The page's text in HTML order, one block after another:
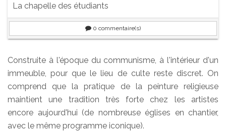
La chapelle des étudiants
0 commentaire(s)
Construite à l'époque du communisme, à l'intérieur d'un
immeuble, pour que le lieu de culte reste discret. On
comprend que la pratique de la peinture religieuse
maintient une tradition très forte chez les artistes
encore aujourd'hui (de nombreuse églises en chantier,
avec le même programme iconique).